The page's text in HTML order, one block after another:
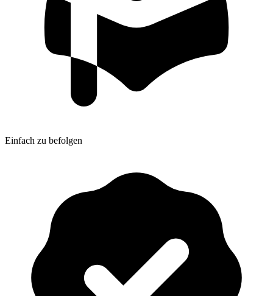
Einfach zu befolgen